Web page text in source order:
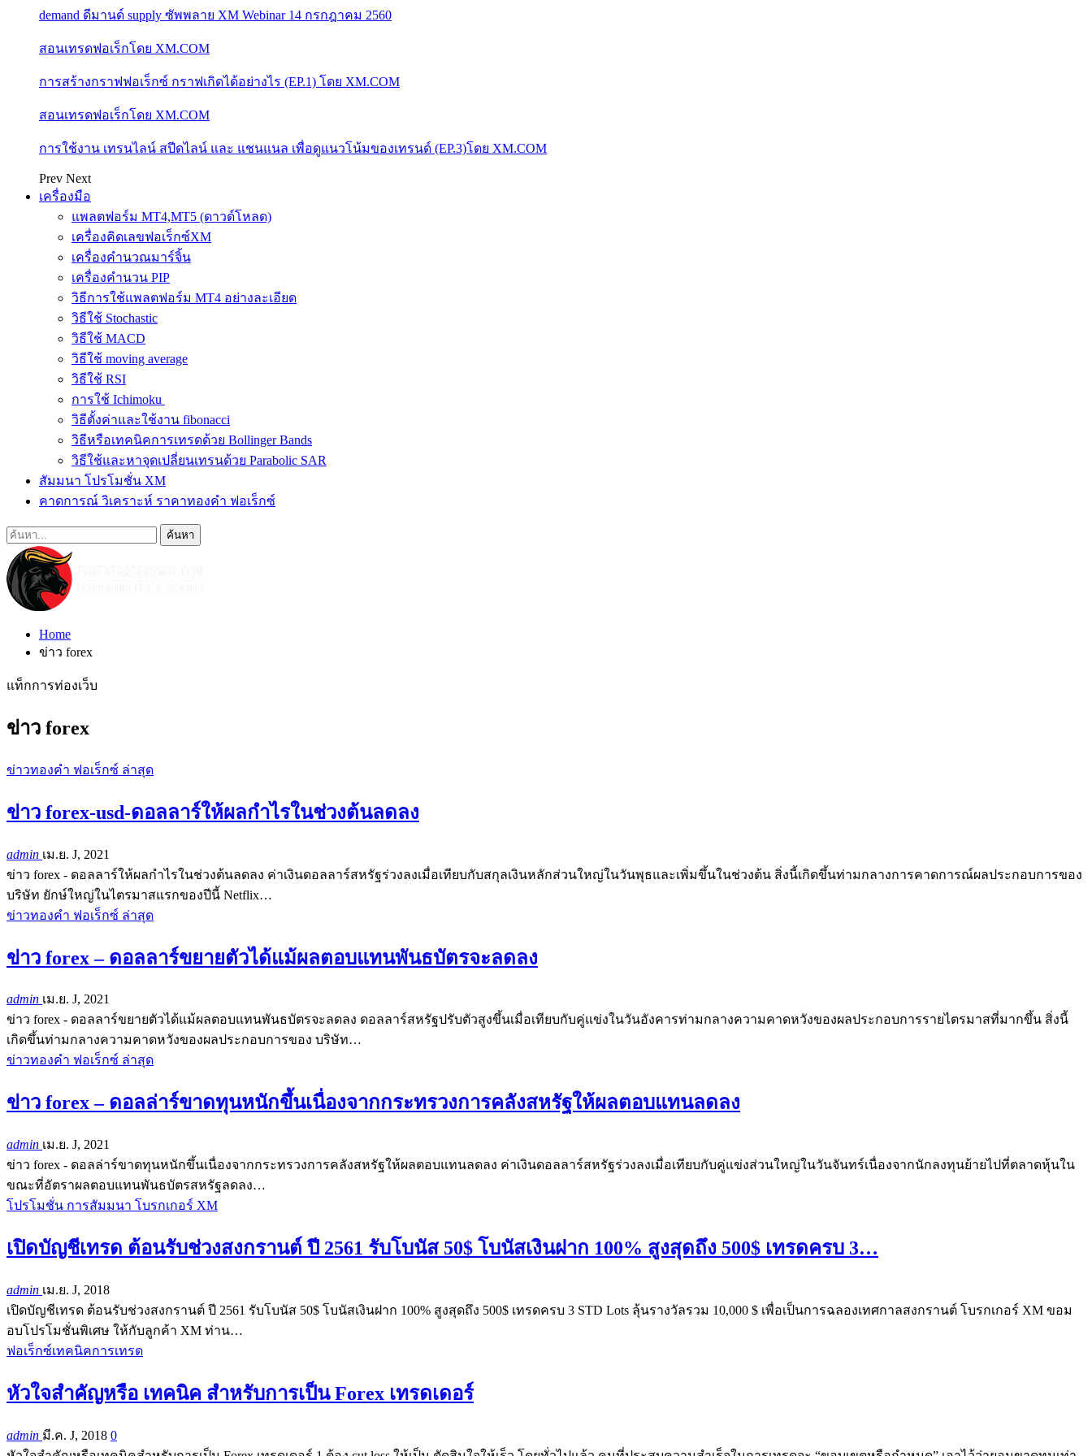
demand ดีมานด์ supply ซัพพลาย XM Webinar 14 กรกฎาคม 2560
สอนเทรดฟอเร็กโดย XM.COM
การสร้างกราฟฟอเร็กซ์ กราฟเกิดได้อย่างไร (EP.1) โดย XM.COM
สอนเทรดฟอเร็กโดย XM.COM
การใช้งาน เทรนไลน์ สปีดไลน์ และ แชนแนล เพื่อดูแนวโน้มของเทรนด์ (EP.3)โดย XM.COM
Prev Next
เครื่องมือ
แพลตฟอร์ม MT4,MT5 (ดาวด์โหลด)
เครื่องคิดเลขฟอเร็กซ์XM
เครื่องคำนวณมาร์จิ้น
เครื่องคำนวน PIP
วิธีการใช้แพลตฟอร์ม MT4 อย่างละเอียด
วิธีใช้ Stochastic
วิธีใช้ MACD
วิธีใช้ moving average
วิธีใช้ RSI
การใช้ Ichimoku
วิธีตั้งค่าและใช้งาน fibonacci
วิธีหรือเทคนิคการเทรดด้วย Bollinger Bands
วิธีใช้และหาจุดเปลี่ยนเทรนด้วย Parabolic SAR
สัมมนา โปรโมชั่น XM
คาดการณ์ วิเคราะห์ ราคาทองคำ ฟอเร็กซ์
Home
ข่าว forex
แท็กการท่องเว็บ
ข่าว forex
ข่าวทองคำ ฟอเร็กซ์ ล่าสุด
ข่าว forex-usd-ดอลลาร์ให้ผลกำไรในช่วงต้นลดลง
admin เม.ย. J, 2021
ข่าว forex - ดอลลาร์ให้ผลกำไรในช่วงต้นลดลง ค่าเงินดอลลาร์สหรัฐร่วงลงเมื่อเทียบกับสกุลเงินหลักส่วนใหญ่ในวันพุธและเพิ่มขึ้นในช่วงต้น สิ่งนี้เกิดขึ้นท่ามกลางการคาดการณ์ผลประกอบการของ
บริษัท ยักษ์ใหญ่ในไตรมาสแรกของปีนี้ Netflix…
ข่าวทองคำ ฟอเร็กซ์ ล่าสุด
ข่าว forex – ดอลลาร์ขยายตัวได้แม้ผลตอบแทนพันธบัตรจะลดลง
admin เม.ย. J, 2021
ข่าว forex - ดอลลาร์ขยายตัวได้แม้ผลตอบแทนพันธบัตรจะลดลง ดอลลาร์สหรัฐปรับตัวสูงขึ้นเมื่อเทียบกับคู่แข่งในวันอังคารท่ามกลางความคาดหวังของผลประกอบการรายไตรมาสที่มากขึ้น สิ่งนี้
เกิดขึ้นท่ามกลางความคาดหวังของผลประกอบการของ บริษัท…
ข่าวทองคำ ฟอเร็กซ์ ล่าสุด
ข่าว forex – ดอลล่าร์ขาดทุนหนักขึ้นเนื่องจากกระทรวงการคลังสหรัฐให้ผลตอบแทนลดลง
admin เม.ย. J, 2021
ข่าว forex - ดอลล่าร์ขาดทุนหนักขึ้นเนื่องจากกระทรวงการคลังสหรัฐให้ผลตอบแทนลดลง ค่าเงินดอลลาร์สหรัฐร่วงลงเมื่อเทียบกับคู่แข่งส่วนใหญ่ในวันจันทร์เนื่องจากนักลงทุนย้ายไปที่ตลาดหุ้นใน
ขณะที่อัตราผลตอบแทนพันธบัตรสหรัฐลดลง…
โปรโมชั่น การสัมมนา โบรกเกอร์ XM
เปิดบัญชีเทรด ต้อนรับช่วงสงกรานต์ ปี 2561 รับโบนัส 50$ โบนัสเงินฝาก 100% สูงสุดถึง 500$ เทรดครบ 3…
admin เม.ย. J, 2018
เปิดบัญชีเทรด ต้อนรับช่วงสงกรานต์ ปี 2561 รับโบนัส 50$ โบนัสเงินฝาก 100% สูงสุดถึง 500$ เทรดครบ 3 STD Lots ลุ้นรางวัลรวม 10,000 $ เพื่อเป็นการฉลองเทศกาลสงกรานต์ โบรกเกอร์ XM ขอม
อบโปรโมชั่นพิเศษ ให้กับลูกค้า XM ท่าน…
ฟอเร็กซ์เทคนิคการเทรด
หัวใจสำคัญหรือ เทคนิค สำหรับการเป็น Forex เทรดเดอร์
admin มี.ค. J, 2018 0